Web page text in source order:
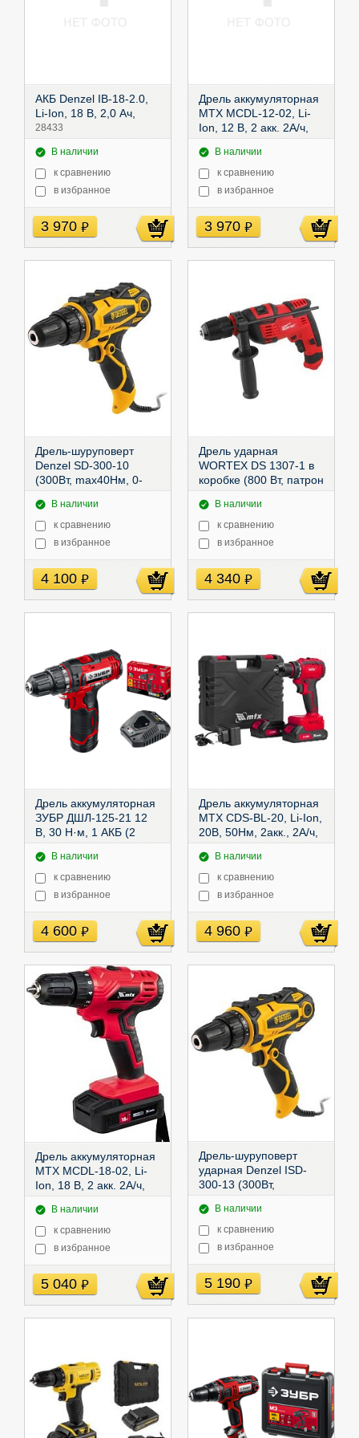
АКБ Denzel IB-18-2.0,
Li-Ion, 18 В, 2,0 Ач,
28433
В наличии
к сравнению
в избранное
3 970 руб
Дрель аккумуляторная
MTX MCDL-12-02, Li-
Ion, 12 В, 2 акк. 2А/ч,
В наличии
к сравнению
в избранное
3 970 руб
Дрель-шуруповерт
Denzel SD-300-10
(300Вт, max40Нм, 0-
26201В наличии
к сравнению
в избранное
4 100 руб
Дрель ударная
WORTEX DS 1307-1 в
коробке (800 Вт, патрон
В наличии
к сравнению
в избранное
4 340 руб
Дрель аккумуляторная
ЗУБР ДШЛ-125-21 12
В, 30 Н·м, 1 АКБ (2
В наличии
к сравнению
в избранное
4 600 руб
Дрель аккумуляторная
MTX CDS-BL-20, Li-Ion,
20В, 50Нм, 2акк., 2А/ч,
В наличии
к сравнению
в избранное
4 960 руб
Дрель аккумуляторная
MTX MCDL-18-02, Li-
Ion, 18 В, 2 акк. 2А/ч,
В наличии
к сравнению
в избранное
5 040 руб
Дрель-шуруповерт
ударная Denzel ISD-
300-13 (300Вт,
1600, 1,6кг),
В наличии
к сравнению
в избранное
5 190 руб